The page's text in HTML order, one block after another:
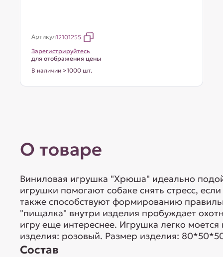
Артикул12101255
Зарегистрируйтесь
для отображения цены
В наличии >1000 шт.
О товаре
Виниловая игрушка "Хрюша" идеально
игрушки помогают собаке снять стресс,
также способствуют формированию
"пищалка" внутри изделия пробуждает
игру еще интереснее. Игрушка легко моется
изделия: розовый. Размер изделия:
Состав